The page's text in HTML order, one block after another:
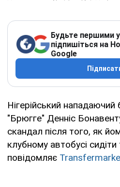
Будьте першими
підпишіться на
Google
Нігерійський нападаючий
"Брюгге" Денніс
скандал після того, як
клубному автобусі сидіти
повідомляє